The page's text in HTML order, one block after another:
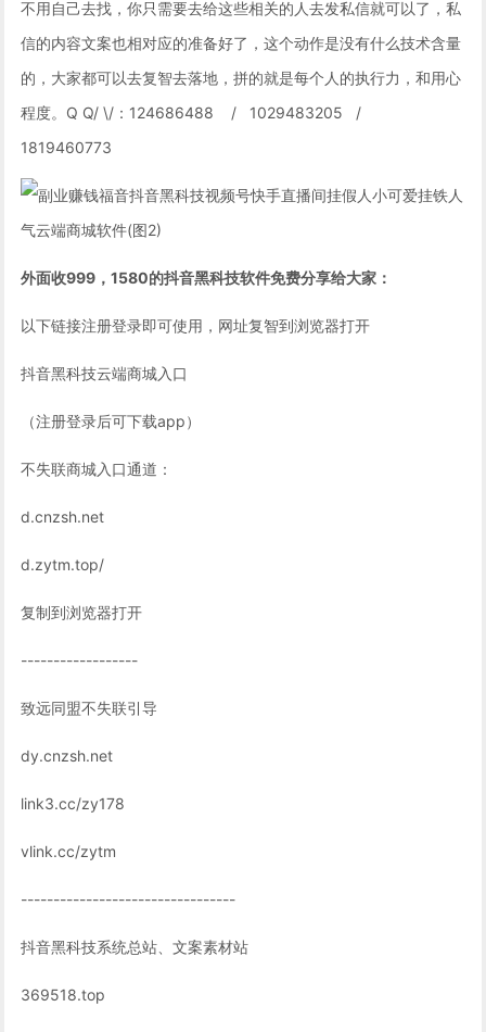
不用自己去找，你只需要去给这些相关的人去发私信就可以了，私
信的内容文案也相对应的准备好了，这个动作是没有什么技术含量
的，大家都可以去复智去落地，拼的就是每个人的执行力，和用心
程度。Q Q/ \/：124686488 / 1029483205 /
1819460773
外面收999，1580的抖音黑科技软件免费分享给大家：
以下链接注册登录即可使用，网址复智到浏览器打开
抖音黑科技云端商城入口
（注册登录后可下载app）
不失联商城入口通道：
d.cnzsh.net
d.zytm.top/
复制到浏览器打开
------------------
致远同盟不失联引导
dy.cnzsh.net
link3.cc/zy178
vlink.cc/zytm
---------------------------------
抖音黑科技系统总站、文案素材站
369518.top